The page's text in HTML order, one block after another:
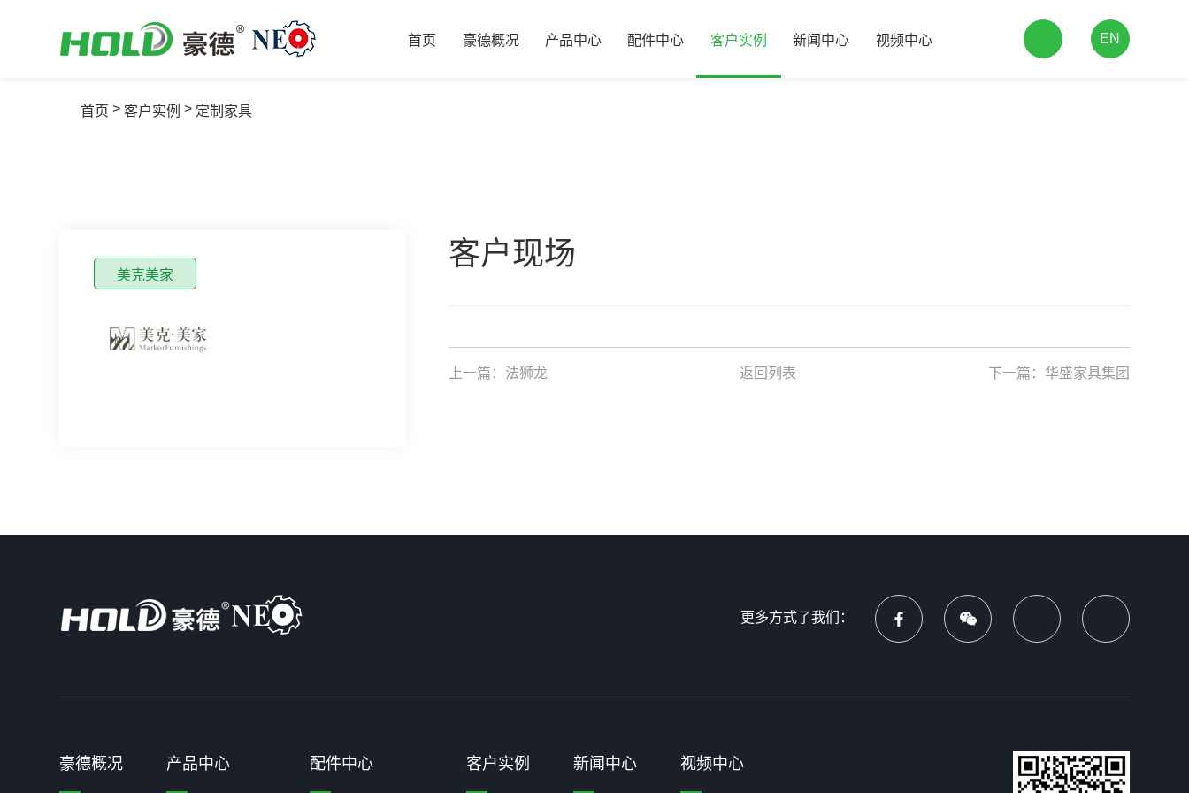
首页 豪德概况 产品中心 配件中心 客户实例 新闻中心 视频中心 EN
首页 > 客户实例 > 定制家具
客户现场
上一篇： 法狮龙 返回列表 下一篇： 华盛家具集团
美克美家
更多方式了我们：
豪德概况 产品中心 配件中心 客户实例 新闻中心 视频中心